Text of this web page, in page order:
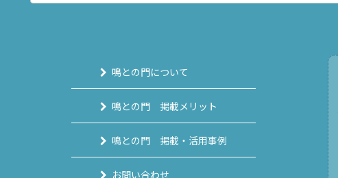
鳴との門について
鳴との門 掲載メリット
鳴との門 掲載・活用事例
お問い合わせ